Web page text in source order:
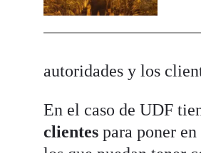
autoridades y los
En el caso de UDF
clientes para poner